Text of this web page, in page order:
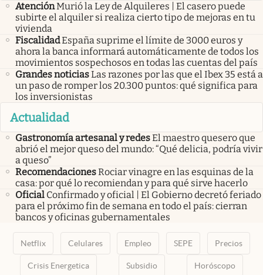
AtenciónMurió la Ley de Alquileres | El casero puede
subirte el alquiler si realiza cierto tipo de mejoras en tu
vivienda
FiscalidadEspaña suprime el límite de 3000 euros y
ahora la banca informará automáticamente de todos los
movimientos sospechosos en todas las cuentas del país
Grandes noticiasLas razones por las que el Ibex 35 está a
un paso de romper los 20.300 puntos: qué significa para
los inversionistas
Actualidad
Gastronomía artesanal y redesEl maestro quesero que
abrió el mejor queso del mundo: “Qué delicia, podría vivir
a queso”
RecomendacionesRociar vinagre en las esquinas de la
casa: por qué lo recomiendan y para qué sirve hacerlo
Oficial Confirmado y oficial | El Gobierno decretó feriado
para el próximo fin de semana en todo el país: cierran
bancos y oficinas gubernamentales
Netflix Celulares Empleo SEPE Precios
Crisis Energetica Subsidio Horóscopo